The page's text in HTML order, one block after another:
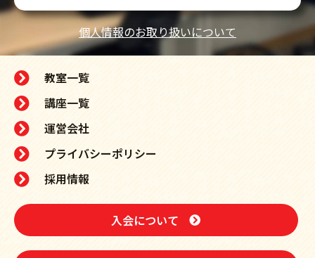
個人情報のお取り扱いについて
教室一覧
講座一覧
運営会社
プライバシーポリシー
採用情報
入会について